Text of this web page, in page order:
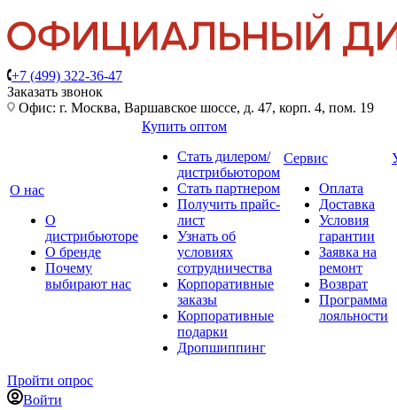
+7 (499) 322-36-47
Заказать звонок
Офис: г. Москва, Варшавское шоссе, д. 47, корп. 4, пом. 19
О нас
О
дистрибьюторе
О бренде
Почему
выбирают нас
Купить оптом
Стать дилером/
дистрибьютором
Стать партнером
Получить прайс-
лист
Узнать об
условиях
сотрудничества
Корпоративные
заказы
Корпоративные
подарки
Дропшиппинг
Сервис
Оплата
Доставка
Условия
гарантии
Заявка на
ремонт
Возврат
Программа
лояльности
Пройти опрос
Войти